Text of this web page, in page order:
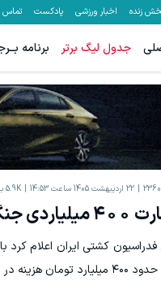
زنده اخبار ورزشی پادکست تماس
جدول لیگ برتر برنامه
22 اردیبهشت 1405 ساعت 14:53 5.9K
به کشتی ایران
کشتی ایران اعلام
هزینه در پی داشته است.
و تا ۵۰۰ دلار بونوس
ثبت نام کنید